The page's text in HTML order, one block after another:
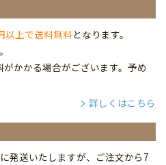
以上で送料無料となります。
かかる場合がございます。予め
詳しくはこちら
発送いたしますが、ご注文から7